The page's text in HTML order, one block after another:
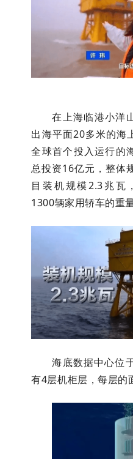
在上海临港小洋
出海平面20多米的海
全球首个投入运行的
总投资16亿元，整体
目装机规模2.3兆瓦
1300辆家用轿车的重量
海底数据中心位
有4层机柜层，每层的